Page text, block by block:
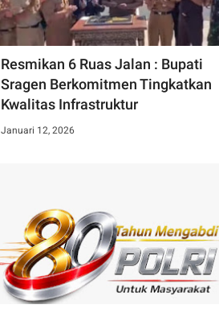
Resmikan 6 Ruas Jalan : Bupati
Sragen Berkomitmen Tingkatkan
Kwalitas Infrastruktur
Januari 12, 2026